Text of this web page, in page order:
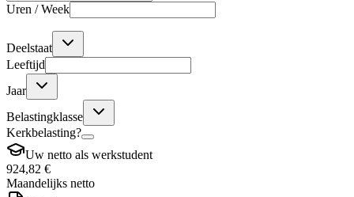
Uren / Week
Deelstaat
Leeftijd
Jaar
Belastingklasse
Kerkbelasting?
Uw netto als werkstudent
924,82 €
Maandelijks netto